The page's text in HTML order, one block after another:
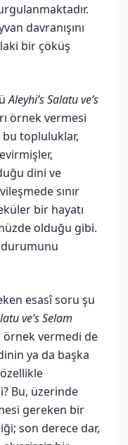
davranışını
bir çöküş
Aleyhi’s Salatu ve’s
örnek vermesi
bu topluluklar,
dini ve
sınır
bir hayatı
olduğu gibi.
durumunu
esasî soru şu
ve’s Selam
örnek vermedi de
ya da başka
Bu, üzerinde
gereken bir
son derece dar,